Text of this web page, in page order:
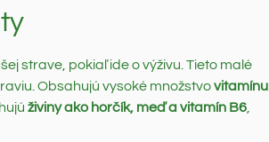
strave, pokiaľ ide o výživu. Tieto malé
Obsahujú vysoké množstvovitamínu
živiny ako horčík, meď a vitamín B6